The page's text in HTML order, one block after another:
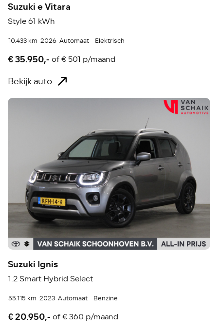
Suzuki e Vitara
Style 61 kWh
10.433 km 2026 Automaat Elektrisch
€ 35.950,- of€ 501 p/maand
Bekijk auto
Suzuki Ignis
1.2 Smart Hybrid Select
55.115 km 2023 Automaat Benzine
€ 20.950,- of€ 360 p/maand